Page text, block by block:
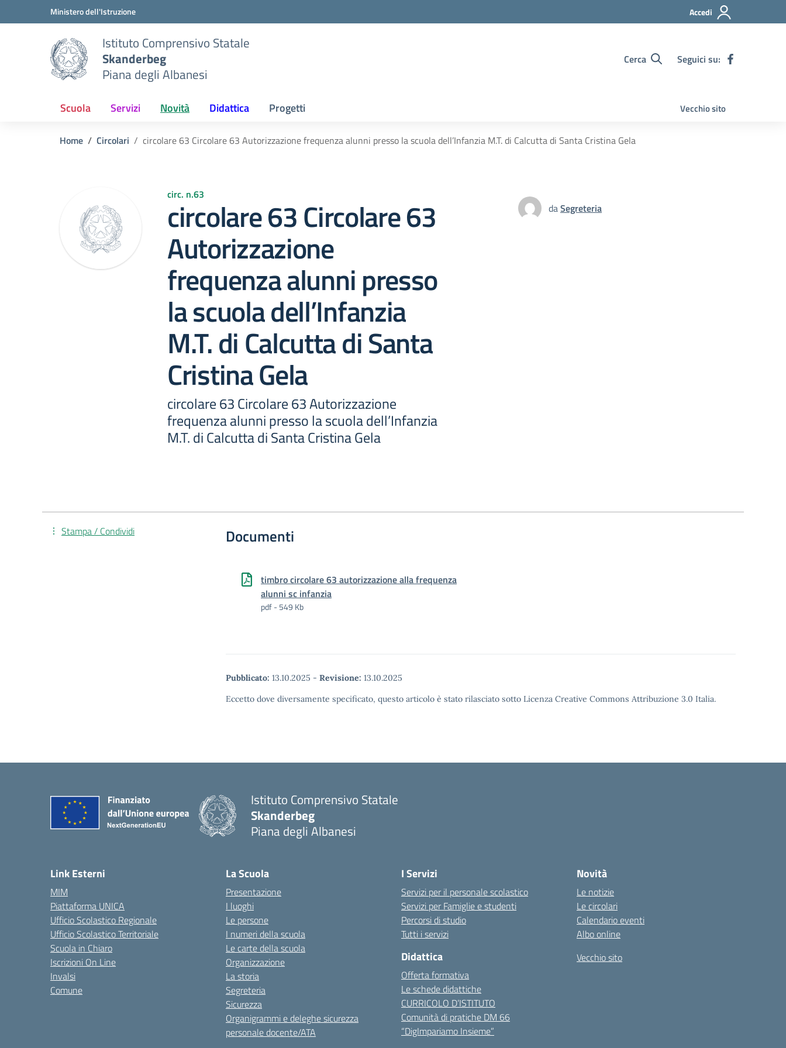
Vai ai contenuti
Vai al menu di navigazione
Ministero dell'Istruzione Accedi
Istituto Comprensivo Statale
Skanderbeg
Piana degli Albanesi
Cerca Seguici su:
Scuola Servizi Novità Didattica Progetti Vecchio sito
Home Circolari circolare 63 Circolare 63 Autorizzazione frequenza alunni presso la scuola dell’Infanzia M.T. di Calcutta di Santa Cristina Gela
circ. n.63
circolare 63 Circolare 63
Autorizzazione
frequenza alunni presso
la scuola dell’Infanzia
M.T. di Calcutta di Santa
Cristina Gela
circolare 63 Circolare 63 Autorizzazione
frequenza alunni presso la scuola dell’Infanzia
M.T. di Calcutta di Santa Cristina Gela
daSegreteria
Documenti
timbro circolare 63 autorizzazione alla frequenza
alunni sc infanzia
pdf - 549 Kb
Pubblicato: 13.10.2025 - Revisione: 13.10.2025
Eccetto dove diversamente specificato, questo articolo è stato rilasciato sotto Licenza Creative Commons Attribuzione 3.0 Italia.
Stampa / Condividi
Istituto Comprensivo Statale
Skanderbeg
Piana degli Albanesi
Link Esterni
MIM
Piattaforma UNICA
Ufficio Scolastico Regionale
Ufficio Scolastico Territoriale
Scuola in Chiaro
Iscrizioni On Line
Invalsi
Comune
La Scuola
Presentazione
I luoghi
Le persone
I numeri della scuola
Le carte della scuola
Organizzazione
La storia
Segreteria
Sicurezza
Organigrammi e deleghe sicurezza
personale docente/ATA
I Servizi
Servizi per il personale scolastico
Servizi per Famiglie e studenti
Percorsi di studio
Tutti i servizi
Didattica
Offerta formativa
Le schede didattiche
CURRICOLO D’ISTITUTO
Comunità di pratiche DM 66
“DigImpariamo Insieme”
Novità
Le notizie
Le circolari
Calendario eventi
Albo online
Vecchio sito